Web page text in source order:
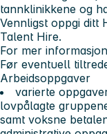
tannklinikkene og
Vennligst oppgi ditt
Talent Hire.
For mer
Før eventuell
Arbeidsoppgaver
varierte
lovpålagte
samt voksne